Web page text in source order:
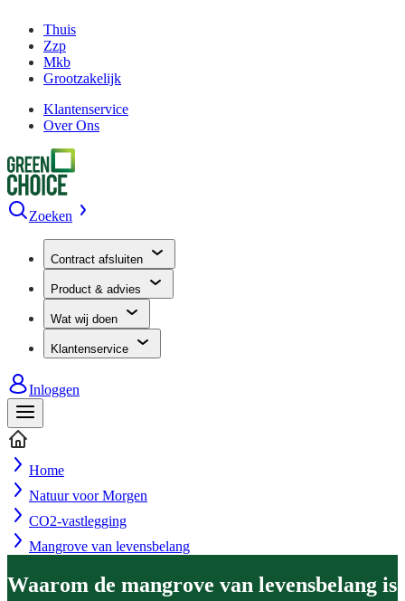
Thuis
Zzp
Mkb
Grootzakelijk
Klantenservice
Over Ons
Zoeken
Contract afsluiten
Product & advies
Wat wij doen
Klantenservice
Inloggen
Home
Natuur voor Morgen
CO2-vastlegging
Mangrove van levensbelang
Waarom de mangrove van levensbelang is